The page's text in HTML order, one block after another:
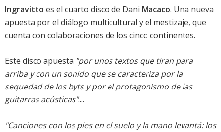
Ingravitto es el cuarto disco de Dani Macaco. Una nueva
apuesta por el diálogo multicultural y el mestizaje, que
cuenta con colaboraciones de los cinco continentes.
Este disco apuesta "por unos textos que tiran para
arriba y con un sonido que se caracteriza por la
sequedad de los byts y por el protagonismo de las
guitarras acústicas"....
"Canciones con los pies en el suelo y la mano levantá: los